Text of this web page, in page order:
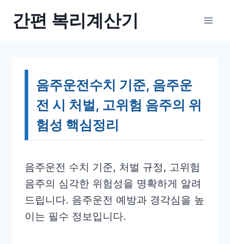
간편 복리계산기
음주운전수치 기준, 음주운
전 시 처벌, 고위험 음주의 위
험성 핵심정리
음주운전 수치 기준, 처벌 규정, 고위험
음주의 심각한 위험성을 명확하게 알려
드립니다. 음주운전 예방과 경각심을 높
이는 필수 정보입니다.